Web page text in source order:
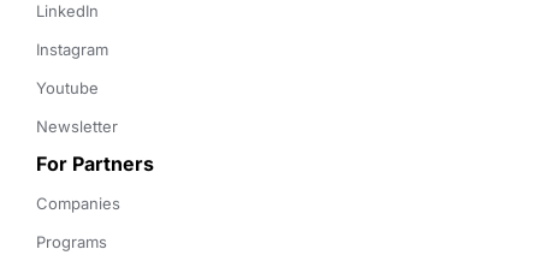
LinkedIn
Instagram
Youtube
Newsletter
For Partners
Companies
Programs